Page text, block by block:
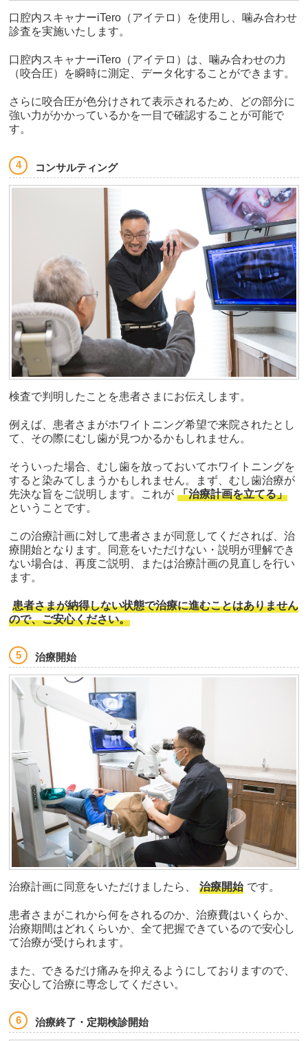
口腔内スキャナーiTero（アイテロ）を使用し、噛み合わせ
診査を実施いたします。
口腔内スキャナーiTero（アイテロ）は、噛み合わせの力
（咬合圧）を瞬時に測定、データ化することができます。
さらに咬合圧が色分けされて表示されるため、どの部分に
強い力がかかっているかを一目で確認することが可能で
す。
コンサルティング
検査で判明したことを患者さまにお伝えします。
例えば、患者さまがホワイトニング希望で来院されたとし
て、その際にむし歯が見つかるかもしれません。
そういった場合、むし歯を放っておいてホワイトニングを
すると染みてしまうかもしれません。まず、むし歯治療が
先決な旨をご説明します。これが 「治療計画を立てる」
ということです。
この治療計画に対して患者さまが同意してくだされば、治
療開始となります。同意をいただけない・説明が理解でき
ない場合は、再度ご説明、または治療計画の見直しを行い
ます。
患者さまが納得しない状態で治療に進むことはありません
ので、ご安心ください。
治療開始
治療計画に同意をいただけましたら、 治療開始 です。
患者さまがこれから何をされるのか、治療費はいくらか、
治療期間はどれくらいか、全て把握できているので安心し
て治療が受けられます。
また、できるだけ痛みを抑えるようにしておりますので、
安心して治療に専念してください。
治療終了・定期検診開始